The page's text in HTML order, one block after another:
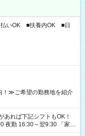
いOK ■扶養内OK ■日
！≫ご希望の勤務地を紹介
16:30～翌9:30 「家族
て夕飯の準備がしたい」